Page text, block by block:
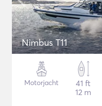
Nimbus T11
Motorjacht
41 ft
12 m